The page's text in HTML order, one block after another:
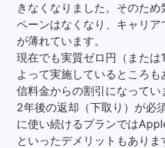
きなくなりました。そのた
ペーンはなくなり、キャリ
が薄れています。
現在でも実質ゼロ円（また
よって実施しているところ
信料金からの割引になって
2年後の返却（下取り）が必
に使い続けるプランでは
といったデメリットもありま